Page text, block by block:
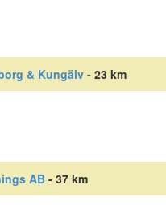
& Kungälv- 23 km
AB- 37 km